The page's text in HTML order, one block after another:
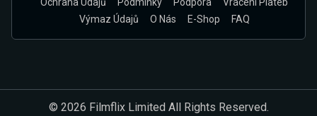
Výmaz Údajů
O Nás E-Shop FAQ
© 2026 Filmflix Limited All Rights Reserved.